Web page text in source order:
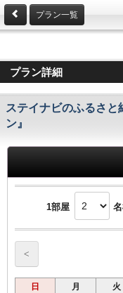
プラン一覧
プラン詳細
ステイナビのふるさと
ン』
1部屋
<
日 月 火